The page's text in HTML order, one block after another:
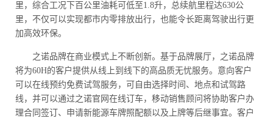
里，综合工况下百公里油耗可低至1.8升，总续航里程达630公
里，不仅可以实现都市内零排放出行，也能令长距离驾驶出行更
加高效环保。
之诺品牌在商业模式上不断创新。基于品牌展厅，之诺品牌
将为60H的客户提供从线上到线下的高品质无忧服务。意向客户
可以在线预约免费试驾服务，可自由选择时间、地点和试驾路
线，并可以通过之诺官网在线订车，移动销售顾问将协助客户办
理合同签订、申请新能源车牌照配额以及上牌等后继事宜。客户